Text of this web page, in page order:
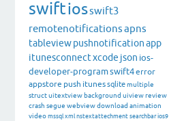
swiftiosswift3
remotenotificationsapns
tableviewpushnotificationapp
itunesconnectxcode json ios-
developer-programswift4error
appstore push itunessqlitemultiple
structuitextview background uiviewreview
crash segue webviewdownload animation
video mssql xml nstextattechment searchbar ios9